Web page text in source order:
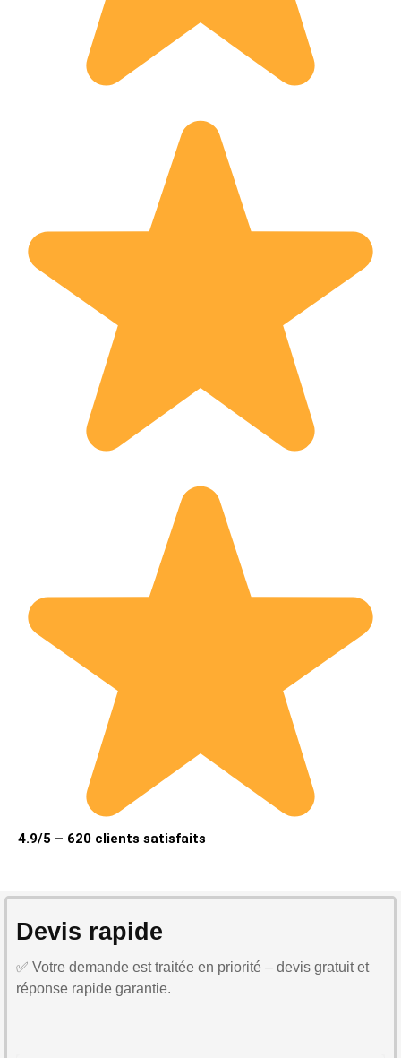
4.9/5 – 620 clients satisfaits
Devis rapide
✅ Votre demande est traitée en priorité – devis gratuit et
réponse rapide garantie.